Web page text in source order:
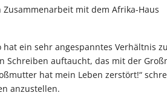
Zusammenarbeit mit dem Afrika-Haus
hat ein sehr angespanntes Verhältnis
Schreiben auftaucht, das mit der
hat mein Leben zerstört!“
anzustellen.